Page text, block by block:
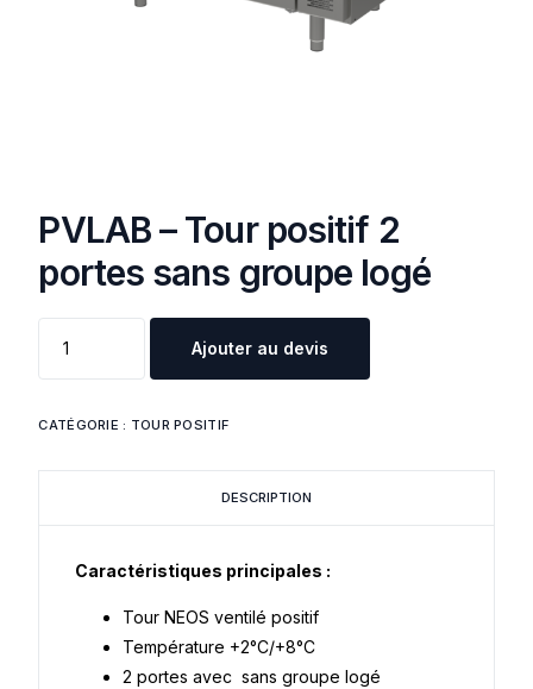
PVLAB – Tour positif 2
portes sans groupe logé
Ajouter au devis
CATÉGORIE : TOUR POSITIF
DESCRIPTION
Caractéristiques principales :
Tour NEOS ventilé positif
Température +2°C/+8°C
2 portes avec sans groupe logé